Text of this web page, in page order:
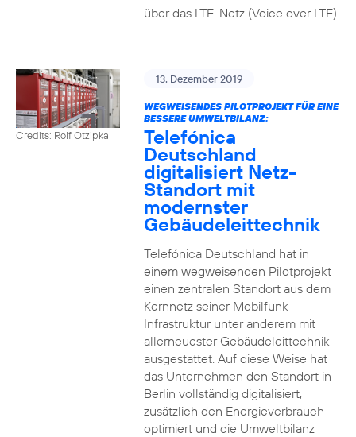
über das LTE-Netz (Voice over LTE).
Credits: Rolf Otzipka
13. Dezember 2019
WEGWEISENDES PILOTPROJEKT FÜR EINE
BESSERE UMWELTBILANZ:
Telefónica
Deutschland
digitalisiert Netz-
Standort mit
modernster
Gebäudeleittechnik
Telefónica Deutschland hat in
einem wegweisenden Pilotprojekt
einen zentralen Standort aus dem
Kernnetz seiner Mobilfunk-
Infrastruktur unter anderem mit
allerneuester Gebäudeleittechnik
ausgestattet. Auf diese Weise hat
das Unternehmen den Standort in
Berlin vollständig digitalisiert,
zusätzlich den Energieverbrauch
optimiert und die Umweltbilanz